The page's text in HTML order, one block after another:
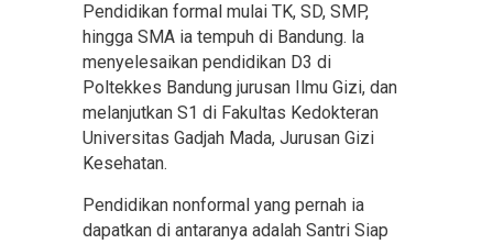
Pendidikan formal mulai TK, SD, SMP,
hingga SMA ia tempuh di Bandung. la
menyelesaikan pendidikan D3 di
Poltekkes Bandung jurusan Ilmu Gizi, dan
melanjutkan S1 di Fakultas Kedokteran
Universitas Gadjah Mada, Jurusan Gizi
Kesehatan.
Pendidikan nonformal yang pernah ia
dapatkan di antaranya adalah Santri Siap